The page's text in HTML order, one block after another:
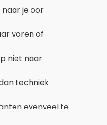
naar je oor
voren of
niet naar
techniek
evenveel te